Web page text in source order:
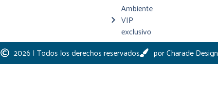
Ambiente
VIP
exclusivo
2026 | Todos los derechos reservados
por Charade Design